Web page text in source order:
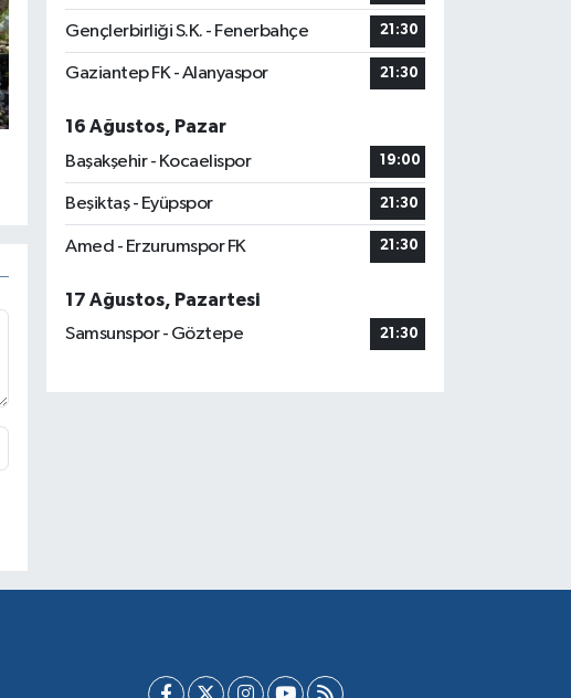
Gençlerbirliği S.K. - Fenerbahçe 21:30
Gaziantep FK - Alanyaspor 21:30
16 Ağustos, Pazar
Başakşehir - Kocaelispor
19:00
Beşiktaş - Eyüpspor 21:30
Amed - Erzurumspor FK 21:30
17 Ağustos, Pazartesi
Samsunspor - Göztepe
21:30